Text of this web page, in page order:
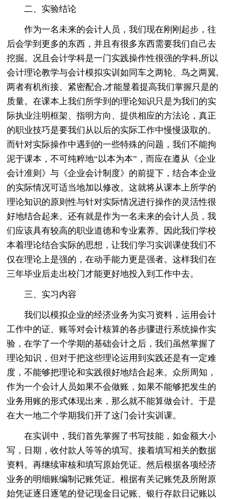
二、实验结论
作为一名未来的会计人员，我们现在刚刚起步，往
后会学到更多的东西，并且有很多东西需要我们自己去
挖掘。况且会计学科是一门实践操作性很强的学科,所以
会计理论教学与会计模拟实训如同车之两轮、鸟之两翼,
两者有机衔接、紧密配合,才能显着提高我们掌握只是的
质量。在课本上我们所学到的理论知识只是为我们的实
际执业注明框架、指明方向、提供相应的方法论，真正
的职业技巧是要我们从以后的实际工作中慢慢汲取的。
而针对实际操作中遇到的一些特殊的问题，我们不能拘
泥于课本，不可纯粹地“以本为本”，而应在遵从《企业
会计准则》与《企业会计制度》的前提下，结合本企业
的实际情况可适当地加以修改。这就将从课本上所学的
理论知识的原则性与针对实际情况进行操作的灵活性很
好地结合起来。还有就是作为一名未来的会计人员，我
们应该具有较高的职业道德和专业素养。因此我们学校
本着理论结合实际的思想，让我们学习实训课使我们不
仅在理论上是强的，在动手能力更是强者。这样我们在
三年毕业后走出校门才能更好地投入到工作中去。
三、实习内容
我们以模拟企业的经济业务为实习资料，运用会计
工作中的证、账等对会计核算的各步骤进行系统操作实
验，在学了一个学期的基础会计之后，我们虽然掌握了
理论知识，但对于把这些理论运用到实践还是有一定难
度，不能够把理论和实践很好地结合起来。众所周知，
作为一个会计人员如果不会做账，如果不能够把发生的
业务用账的形式体现出来，那么就不能算做会计。于是
在大一地二个学期我们开了这门会计实训课。
在实训中，我们首先掌握了书写技能，如金额大小
写，日期，收付款人等等的填写。接着填写相关的数据
资料。再继续审核和填写原始凭证。然后根据各项经济
业务的明细账编制记账凭证。根据有关记账凭及所附原
始凭证逐日逐笔的登记现金日记账、银行存款日记账以